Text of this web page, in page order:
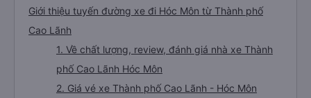
Giới thiệu tuyến đường xe đi Hóc Môn từ Thành phố
Cao Lãnh
1. Về chất lượng, review, đánh giá nhà xe Thành
phố Cao Lãnh Hóc Môn
2. Giá vé xe Thành phố Cao Lãnh - Hóc Môn